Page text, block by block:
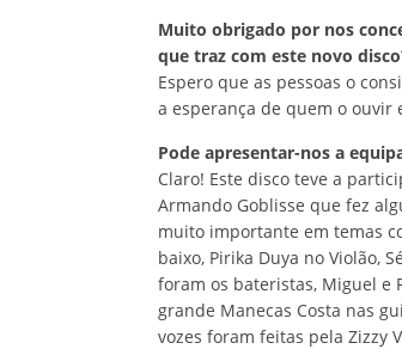
Muito obrigado por nos
que traz com este novo
Espero que as pessoas o
a esperança de quem o ouvir
Pode apresentar-nos a
Claro! Este disco teve a
Armando Goblisse que fez
muito importante em temas
baixo, Pirika Duya no Violão,
foram os bateristas, Miguel e
grande Manecas Costa nas
vozes foram feitas pela Zizzy